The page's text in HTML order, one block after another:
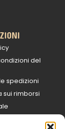
del
spedizioni
sui rimborsi